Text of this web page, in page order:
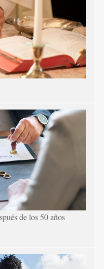
de los 50 años